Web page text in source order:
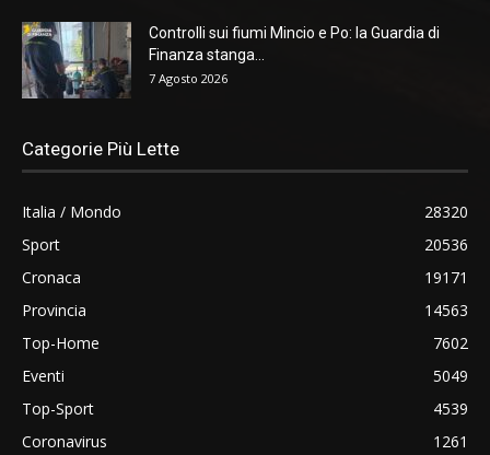
Controlli sui fiumi Mincio e Po: la Guardia di
Finanza stanga...
7 Agosto 2026
Categorie Più Lette
Italia / Mondo
28320
Sport
20536
Cronaca
19171
Provincia
14563
Top-Home
7602
Eventi
5049
Top-Sport
4539
Coronavirus
1261